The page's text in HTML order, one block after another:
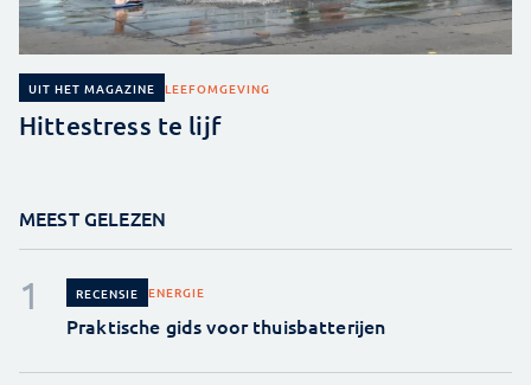
UIT HET MAGAZINE LEEFOMGEVING
Hittestress te lijf
MEEST GELEZEN
RECENSIE ENERGIE
Praktische gids voor thuisbatterijen